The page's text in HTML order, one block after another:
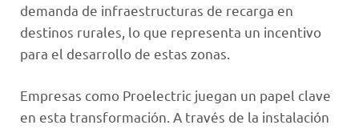
demanda de infraestructuras de recarga en
destinos rurales, lo que representa un incentivo
para el desarrollo de estas zonas.
Empresas como Proelectric juegan un papel clave
en esta transformación. A través de la instalación